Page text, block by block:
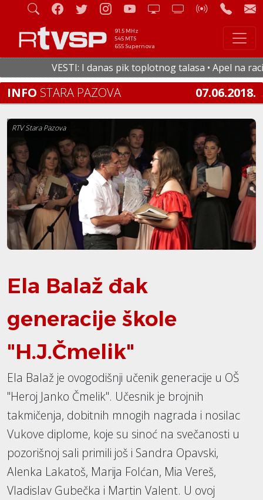
91.5 MHz
545 MTS
655 Supernova
VESTI: I danas pik toplotnog talasa • Apel na
INFO STARA PAZOVA 07.06.2018.
RTV Stara Pazova
Ela Balaž đak
generacije škole
"H.J.Čmelik"
Ela Balaž je ovogodišnji učenik generacije u OŠ
"Heroj Janko Čmelik". Učesnik je brojnih
takmičenja, dobitnih mnogih nagrada i nosilac
Vukove diplome, koje su sinoć na svečanosti u
pozorišnoj sali primili još i Sandra Opavski,
Alenka Lakatoš, Marija Folćan, Mia Vereš,
Vladislav Gubečka i Martin Valent. U ovoj